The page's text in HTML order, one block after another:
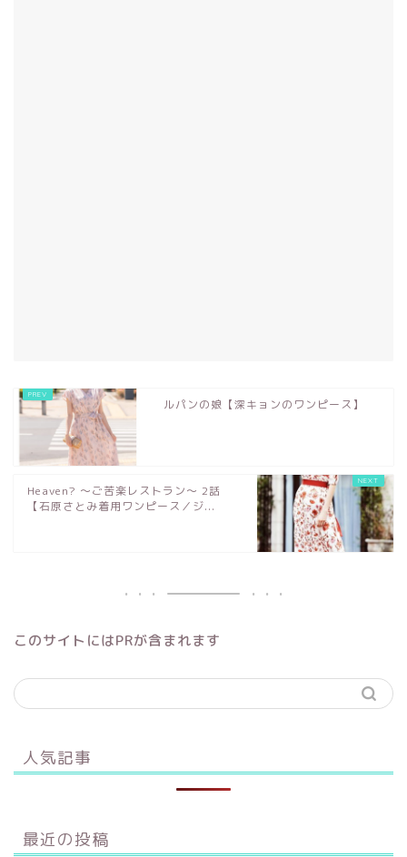
ルパンの娘【深キョンのワンピース】
Heaven? ～ご苦楽レストラン～ 2話
【石原さとみ着用ワンピース／ジ...
このサイトにはPRが含まれます
人気記事
最近の投稿